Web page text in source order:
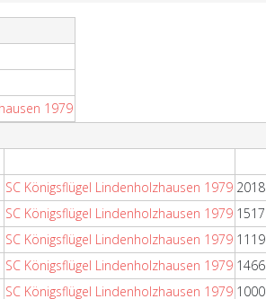
1979
SC Königsflügel Lindenholzhausen 1979 2018
SC Königsflügel Lindenholzhausen 1979 1517
SC Königsflügel Lindenholzhausen 1979 1119
SC Königsflügel Lindenholzhausen 1979 1466
SC Königsflügel Lindenholzhausen 1979 1000